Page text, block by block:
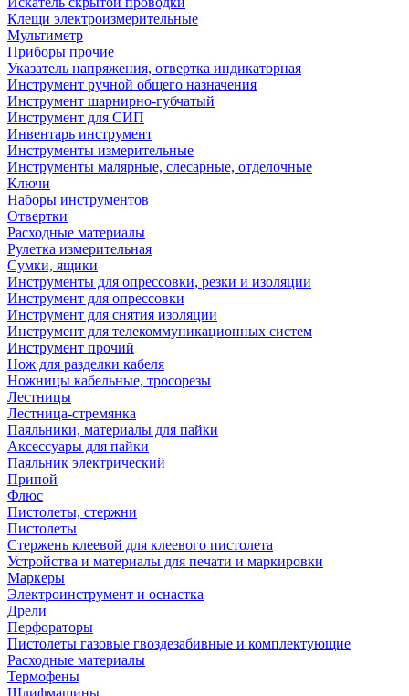
Клещи электроизмерительные
Мультиметр
Приборы прочие
Указатель напряжения, отвертка индикаторная
Инструмент ручной общего назначения
Инструмент шарнирно-губчатый
Инструмент для СИП
Инвентарь инструмент
Инструменты измерительные
Инструменты малярные, слесарные, отделочные
Ключи
Наборы инструментов
Отвертки
Расходные материалы
Рулетка измерительная
Сумки, ящики
Инструменты для опрессовки, резки и изоляции
Инструмент для опрессовки
Инструмент для снятия изоляции
Инструмент для телекоммуникационных систем
Инструмент прочий
Нож для разделки кабеля
Ножницы кабельные, тросорезы
Лестницы
Лестница-стремянка
Паяльники, материалы для пайки
Аксессуары для пайки
Паяльник электрический
Припой
Флюс
Пистолеты, стержни
Пистолеты
Стержень клеевой для клеевого пистолета
Устройства и материалы для печати и маркировки
Маркеры
Электроинструмент и оснастка
Дрели
Перфораторы
Пистолеты газовые гвоздезабивные и комплектующие
Расходные материалы
Термофены
Шлифмашины